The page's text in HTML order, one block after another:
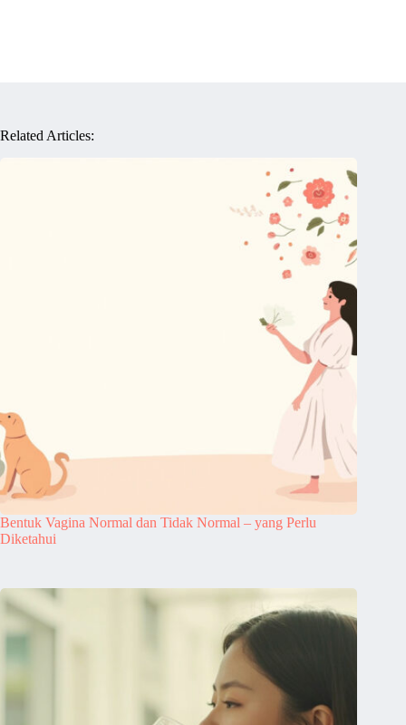
Related Articles:
Bentuk Vagina Normal dan Tidak Normal – yang Perlu
Diketahui